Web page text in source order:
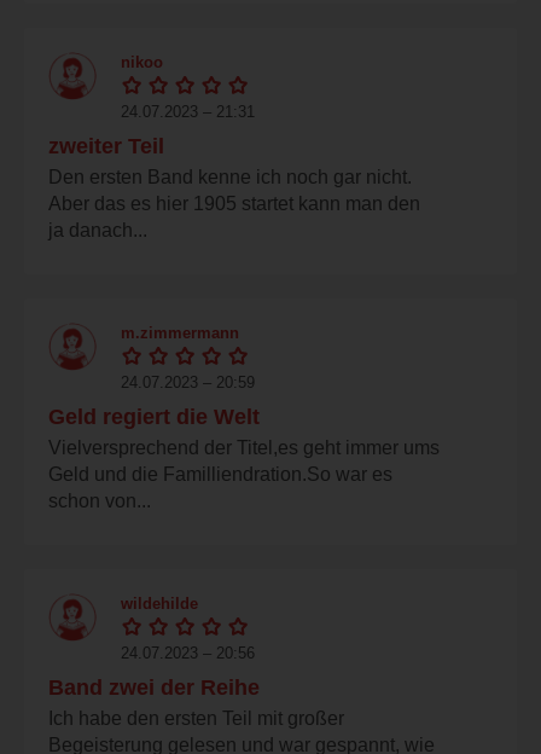
nikoo
24.07.2023 – 21:31
zweiter Teil
Den ersten Band kenne ich noch gar nicht.
Aber das es hier 1905 startet kann man den
ja danach...
m.zimmermann
24.07.2023 – 20:59
Geld regiert die Welt
Vielversprechend der Titel,es geht immer ums
Geld und die Familliendration.So war es
schon von...
wildehilde
24.07.2023 – 20:56
Band zwei der Reihe
Ich habe den ersten Teil mit großer
Begeisterung gelesen und war gespannt, wie